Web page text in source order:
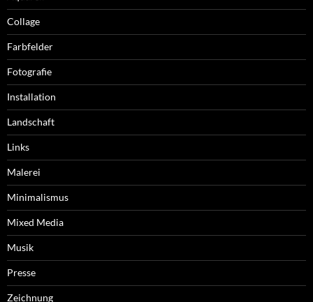
Collage
Farbfelder
Fotografie
Installation
Landschaft
Links
Malerei
Minimalismus
Mixed Media
Musik
Presse
Zeichnung